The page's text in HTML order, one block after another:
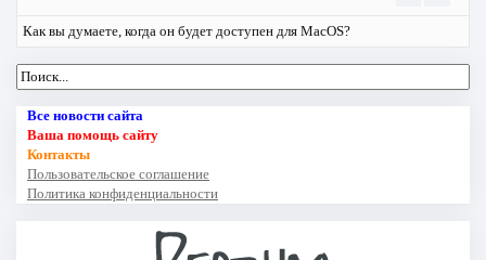
Как вы думаете, когда он будет доступен для MacOS?
Все новости сайта
Ваша помощь сайту
Контакты
Пользовательское соглашение
Политика конфиденциальности